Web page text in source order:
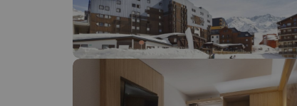
Oops, wir haben keine Ergebnisse
Es sieht so aus, als hätte sich unser